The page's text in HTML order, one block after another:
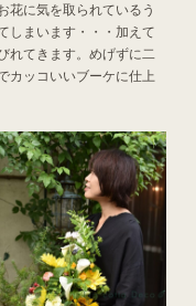
花に気を取られているう
しまいます・・・加えて
れてきます。めげずに二
カッコいいブーケに仕上